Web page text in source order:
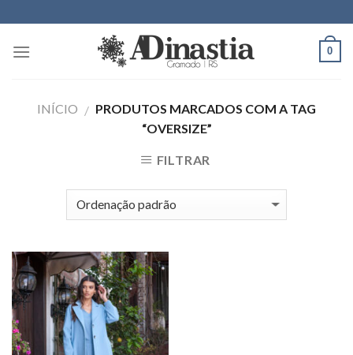
to
content
0
INÍCIO / PRODUTOS MARCADOS COM A TAG
“OVERSIZE”
FILTRAR